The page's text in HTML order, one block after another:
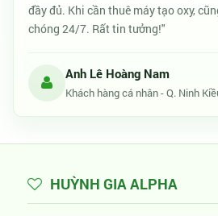
đầy đủ. Khi cần thuê máy tạo oxy,
chóng 24/7. Rất tin tưởng!"
Anh Lê Hoàng Nam
Khách hàng cá nhân - Q. Ninh
HUỲNH GIA ALPHA